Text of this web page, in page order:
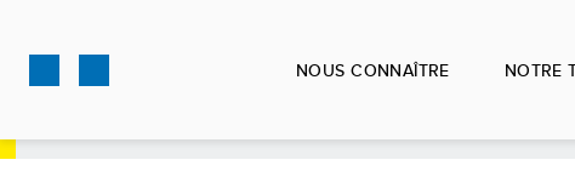
contenu
NOUS CONNAÎTRE NOTRE